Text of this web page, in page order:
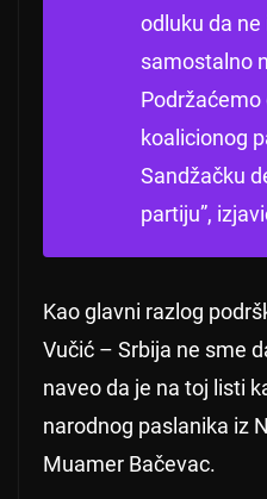
odluku da ne
samostalno
koalicionog
Sandžačku
partiju”,
Kao glavni razlog
Vučić – Srbija ne sme
naveo da je na toj listi
narodnog paslanika iz
Muamer Bačevac.